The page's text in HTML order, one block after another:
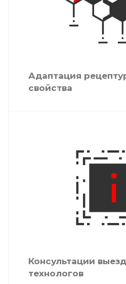
Адаптация
свойства
Консультации
технологов